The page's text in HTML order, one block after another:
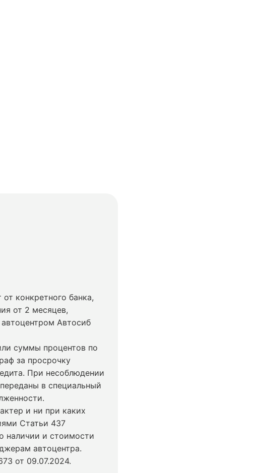
конкретного банка,
от 2 месяцев,
Автосиб
суммы процентов по
за просрочку
При несоблюдении
в специальный
и ни при каких
Статьи 437
наличии и стоимости
автоцентра.
от 09.07.2024.